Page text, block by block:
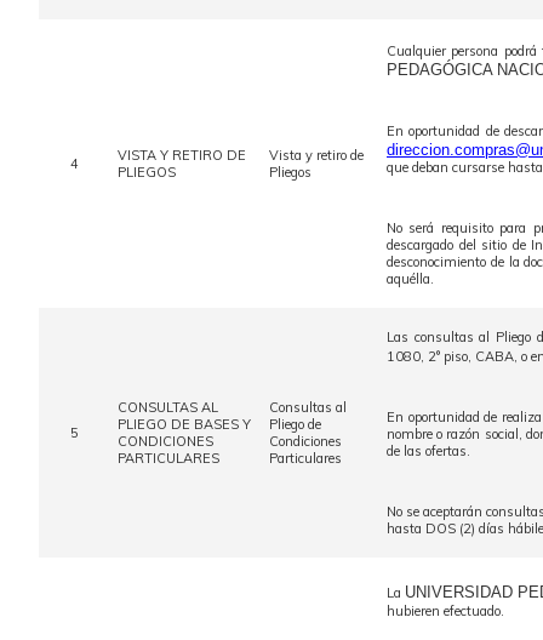
4
VISTA Y RETIRO DE
PLIEGOS
Vista y retiro de
Pliegos
Cualquier persona
PEDAGÓGICA
En oportunidad de
que deban cursarse
No será requisito para
descargado del sitio de
desconocimiento de la
aquélla.
5
CONSULTAS AL
PLIEGO DE BASES Y
CONDICIONES
PARTICULARES
Consultas al
Pliego de
Condiciones
Particulares
Las consultas al Pliego
1080, 2° piso, CABA, o
En oportunidad de
nombre o razón social,
de las ofertas.
No se aceptarán
hasta DOS (2) días
La UNIVERSIDAD
hubieren efectuado.